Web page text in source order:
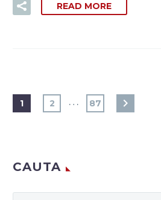
READ MORE
1 2 … 87
CAUTA